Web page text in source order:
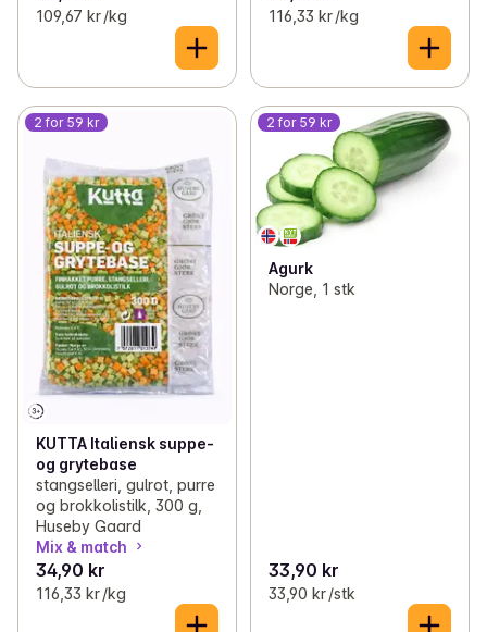
109,67 kr /kg 116,33 kr /kg
2 for 59 kr
KUTTA Italiensk suppe-
og grytebase
stangselleri, gulrot, purre
og brokkolistilk, 300 g,
Huseby Gaard
Mix & match
34,90 kr
116,33 kr /kg
2 for 59 kr
Agurk
Norge, 1 stk
33,90 kr
33,90 kr /stk